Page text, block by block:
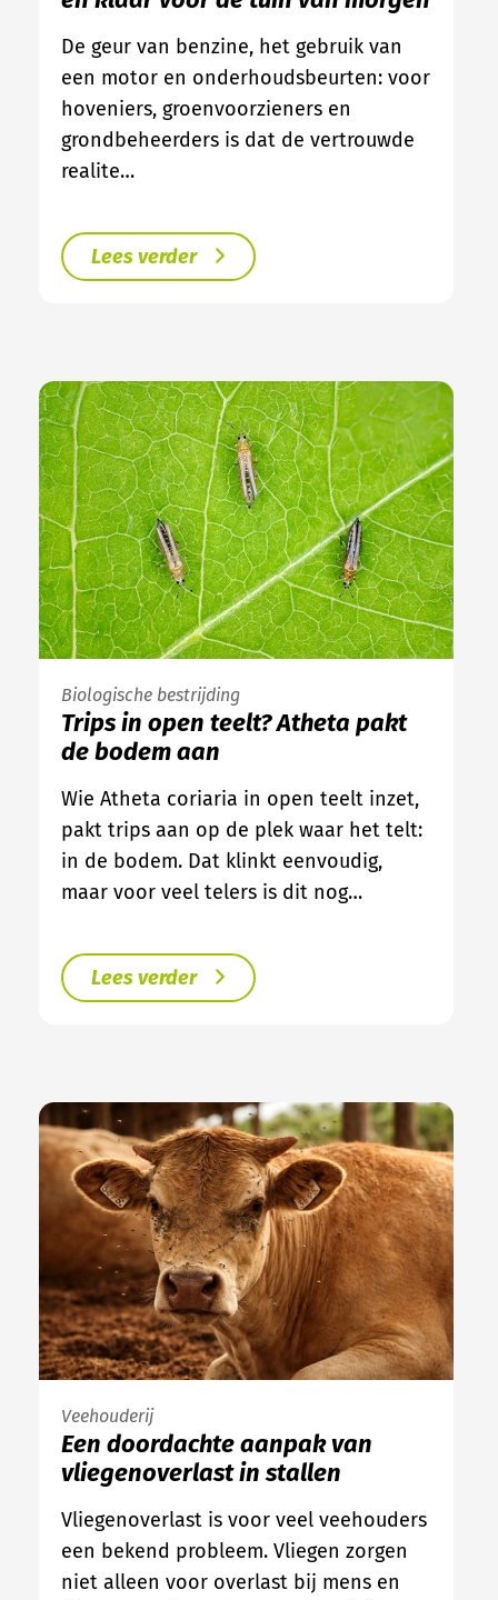
De geur van benzine, het gebruik van
een motor en onderhoudsbeurten: voor
hoveniers, groenvoorzieners en
grondbeheerders is dat de vertrouwde
realite…
Lees verder
Biologische bestrijding
Trips in open teelt? Atheta pakt
de bodem aan
Wie Atheta coriaria in open teelt inzet,
pakt trips aan op de plek waar het telt:
in de bodem. Dat klinkt eenvoudig,
maar voor veel telers is dit nog…
Lees verder
Veehouderij
Een doordachte aanpak van
vliegenoverlast in stallen
Vliegenoverlast is voor veel veehouders
een bekend probleem. Vliegen zorgen
niet alleen voor overlast bij mens en